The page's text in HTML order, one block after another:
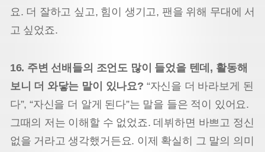
요. 더 잘하고 싶고, 힘이 생기고, 팬을 위해 무대에 서
고 싶었죠.
16. 주변 선배들의 조언도 많이 들었을 텐데, 활동해
보니 더 와닿는 말이 있나요? “자신을 더 바라보게 된
다”, “자신을 더 알게 된다”는 말을 들은 적이 있어요.
그때의 저는 이해할 수 없었죠. 데뷔하면 바쁘고 정신
없을 거라고 생각했거든요. 이제 확실히 그 말의 의미